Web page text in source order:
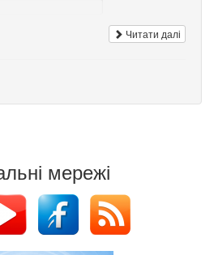
Читати далі
мережі